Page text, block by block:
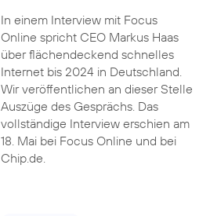
In einem Interview mit Focus
Online spricht CEO Markus Haas
über flächendeckend schnelles
Internet bis 2024 in Deutschland.
Wir veröffentlichen an dieser Stelle
Auszüge des Gesprächs. Das
vollständige Interview erschien am
18. Mai bei Focus Online und bei
Chip.de.